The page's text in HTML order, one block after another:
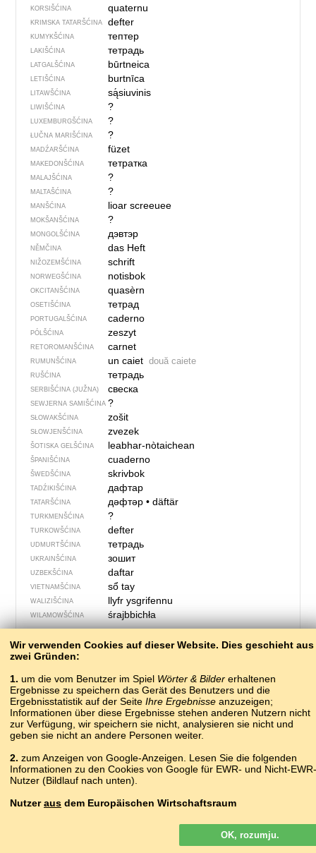
KORSIŠĆINA quaternu
KRIMSKA TATARŠĆINA defter
KUMYKŠĆINA тептер
LAKIŠĆINA тетрадь
LATGALŠĆINA būrtneica
LETIŠĆINA burtnīca
LITAWŠĆINA są́siuvinis
LIWIŠĆINA ?
LUXEMBURGŠĆINA ?
ŁUČNA MARIŠĆINA ?
MADŹARŠĆINA füzet
MAKEDONŠĆINA тетратка
MALAJŠĆINA ?
MALTAŠĆINA ?
MANŠĆINA lioar screeuee
MOKŠANŠĆINA ?
MONGOLŠĆINA дэвтэр
NĚMČINA das Heft
NIŽOZEMŠĆINA schrift
NORWEGŠĆINA notisbok
OKCITANŠĆINA quasèrn
OSETIŠĆINA тетрад
PORTUGALŠĆINA caderno
PÓLŠĆINA zeszyt
RETOROMANŠĆINA carnet
RUMUNŠĆINA un caiet două caiete
RUŠĆINA тетрадь
SERBIŠĆINA (JUŽNA) свеска
SEWJERNA SAMIŠĆINA?
SŁOWAKŠĆINA zošit
SŁOWJENŠĆINA zvezek
ŠOTISKA GELŠĆINA leabhar-nòtaichean
ŠPANIŠĆINA cuaderno
ŠWEDŠĆINA skrivbok
TADŹIKIŠĆINA дафтар
TATARŠĆINA дәфтәр• däftär
TURKMENŠĆINA ?
TURKOWŠĆINA defter
UDMURTŠĆINA тетрадь
UKRAINŠĆINA зошит
UZBEKŠĆINA daftar
VIETNAMŠĆINA sổ tay
WALIZIŠĆINA llyfr ysgrifennu
WILAMOWŠĆINA śrajbbichła
559 – stać
гылазара
Wir verwenden Cookies auf dieser Website. Dies geschieht aus
zwei Gründen:
1. um die vom Benutzer im Spiel Wörter & Bildererhaltenen
Ergebnisse zu speichern das Gerät des Benutzers und die
Ergebnisstatistik auf der Seite Ihre Ergebnisse anzuzeigen;
Informationen über diese Ergebnisse stehen anderen Nutzern nicht
zur Verfügung, wir speichern sie nicht, analysieren sie nicht und
geben sie nicht an andere Personen weiter.
2. zum Anzeigen von Google-Anzeigen. Lesen Sie die folgenden
Informationen zu den Cookies von Google für EWR- und Nicht-EWR-
Nutzer (Bildlauf nach unten).
Nutzeraus dem Europäischen Wirtschaftsraum
Google-Anzeigen, die auf unserer Website für Nutzer aus dem EWR
personalisiert. Obwohl diese Anzeigen
keine Cookies für die Personalisierung von Anzeigen verwenden,
OK, rozumju.